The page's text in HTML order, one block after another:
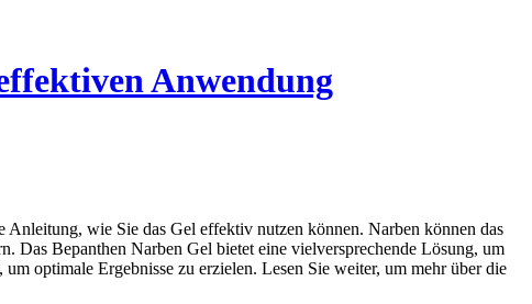
Anwendung
wie Sie das Gel effektiv nutzen können. Narben können das
Das Bepanthen Narben Gel bietet eine vielversprechende Lösung, um
optimale Ergebnisse zu erzielen. Lesen Sie weiter, um mehr über die